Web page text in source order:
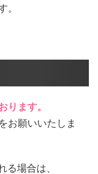
。
ります。
お願いいたしま
る場合は、